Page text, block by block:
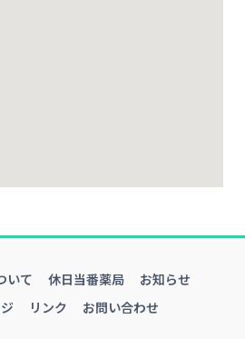
いて 休日当番薬局
お知らせ
リンク お問い合わせ